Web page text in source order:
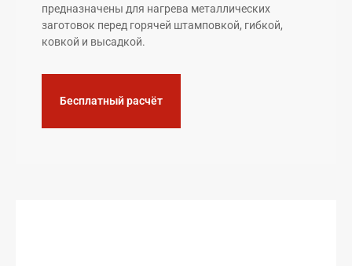
предназначены для нагрева металлических
заготовок перед горячей штамповкой, гибкой,
ковкой и высадкой.
Бесплатный расчёт